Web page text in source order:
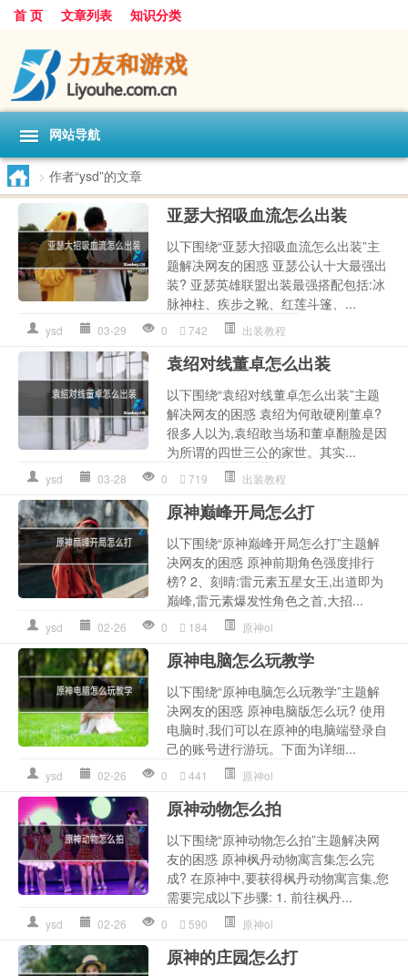
首 页 文章列表 知识分类
网站导航
> 作者“ysd”的文章
亚瑟大招吸血流怎么出装
以下围绕“亚瑟大招吸血流怎么出装”主
题解决网友的困惑 亚瑟公认十大最强出
装? 亚瑟英雄联盟出装最强搭配包括:冰
脉神柱、疾步之靴、红莲斗篷、...
ysd 03-29 0 742 出装教程
袁绍对线董卓怎么出装
以下围绕“袁绍对线董卓怎么出装”主题
解决网友的困惑 袁绍为何敢硬刚董卓?
很多人以为,袁绍敢当场和董卓翻脸是因
为所谓的四世三公的家世。其实...
ysd 03-28 0 719 出装教程
原神巅峰开局怎么打
以下围绕“原神巅峰开局怎么打”主题解
决网友的困惑 原神前期角色强度排行
榜? 2、刻晴:雷元素五星女王,出道即为
巅峰,雷元素爆发性角色之首,大招...
ysd 02-26 0 184 原神ol
原神电脑怎么玩教学
以下围绕“原神电脑怎么玩教学”主题解
决网友的困惑 原神电脑版怎么玩? 使用
电脑时,我们可以在原神的电脑端登录自
己的账号进行游玩。下面为详细...
ysd 02-26 0 441 原神ol
原神动物怎么拍
以下围绕“原神动物怎么拍”主题解决网
友的困惑 原神枫丹动物寓言集怎么完
成? 在原神中,要获得枫丹动物寓言集,您
需要完成以下步骤: 1. 前往枫丹...
ysd 02-26 0 590 原神ol
原神的庄园怎么打